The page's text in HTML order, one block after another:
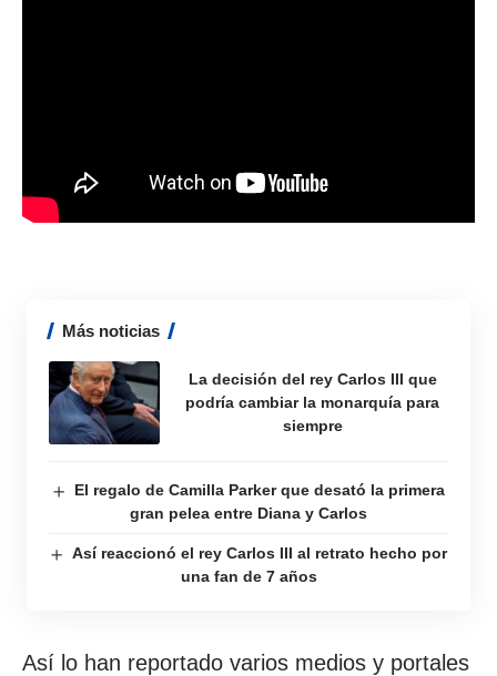
Más noticias
La decisión del rey Carlos III que
podría cambiar la monarquía para
siempre
El regalo de Camilla Parker que desató la primera
gran pelea entre Diana y Carlos
Así reaccionó el rey Carlos III al retrato hecho por
una fan de 7 años
Así lo han reportado varios medios y portales